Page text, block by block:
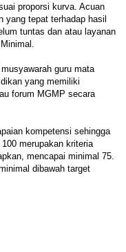
proporsi kurva. Acuan
yang tepat terhadap hasil
tuntas dan atau layanan
guru mata
yang memiliki
forum MGMP secara
kompetensi sehingga
merupakan kriteria
mencapai minimal 75.
dibawah target